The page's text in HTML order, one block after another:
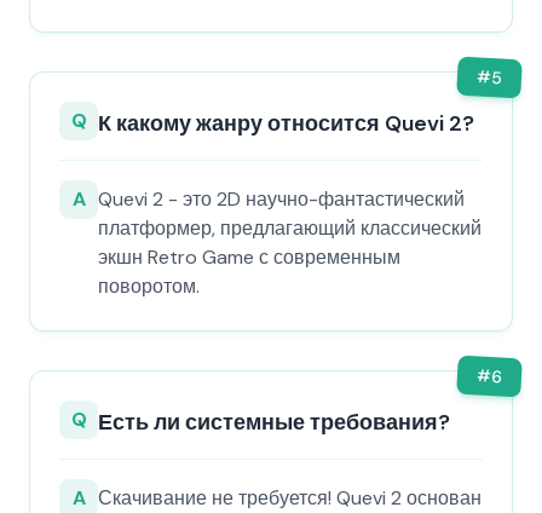
#5
Q К какому жанру относится Quevi 2?
A Quevi 2 - это 2D научно-фантастический
платформер, предлагающий классический
экшн Retro Game с современным
поворотом.
#6
Q Есть ли системные требования?
A Скачивание не требуется! Quevi 2 основан